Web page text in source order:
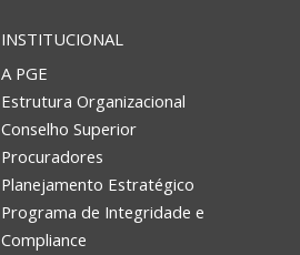
INSTITUCIONAL
A PGE
Estrutura Organizacional
Conselho Superior
Procuradores
Planejamento Estratégico
Programa de Integridade e
Compliance